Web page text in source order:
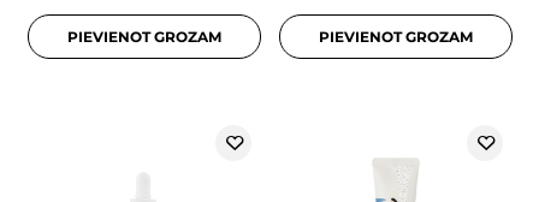
PIEVIENOT GROZAM PIEVIENOT GROZAM